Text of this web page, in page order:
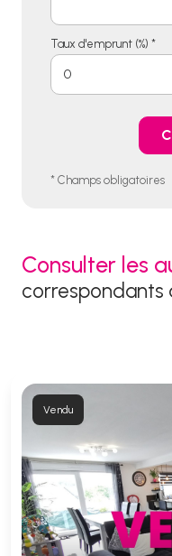
Taux d'emprunt (%) *
* Champs obligatoires
Consulter les
correspondants
Vendu